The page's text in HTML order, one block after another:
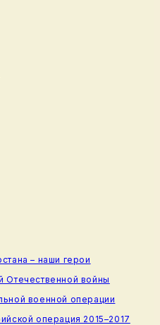
– наши герои
Отечественной войны
военной операции
операция 2015–2017